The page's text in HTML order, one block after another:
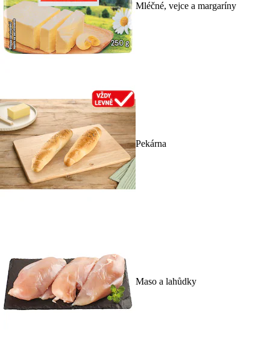
Mléčné, vejce a margaríny
Pekárna
Maso a lahůdky